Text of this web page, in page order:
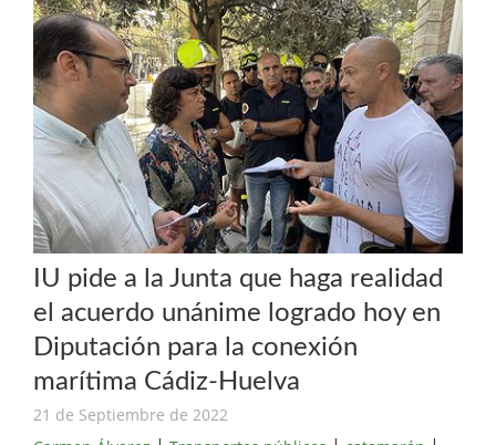
IU pide a la Junta que haga realidad
el acuerdo unánime logrado hoy en
Diputación para la conexión
marítima Cádiz-Huelva
21 de Septiembre de 2022